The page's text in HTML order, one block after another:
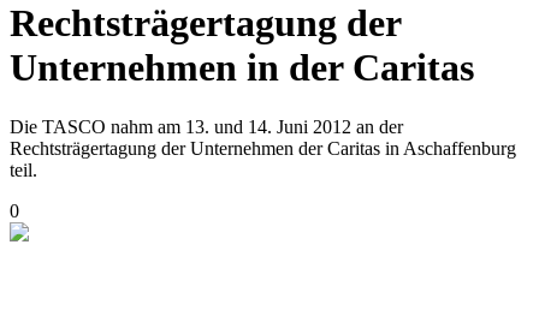
Rechtsträgertagung der
Unternehmen in der Caritas
Die TASCO nahm am 13. und 14. Juni 2012 an der
Rechtsträgertagung der Unternehmen der Caritas in Aschaffenburg
teil.
0